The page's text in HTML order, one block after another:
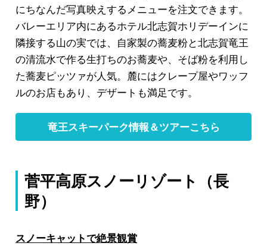
にちなんだ写真映えするメニューを注文できます。
バレーエリア内にあるホテル北志賀ホリデーインに
隣接する山の実では、自家製の蕎麦粉と北志賀竜王
の清流水で作る生打ちのお蕎麦や、そば粉を利用し
た蕎麦ピッツァが人気。麓にはクレープ屋やワッフ
ルのお店もあり、デザートも満足です。
竜王スキーパーク情報＆ツアーこちら
菅平高原スノーリゾート（長
野）
スノーキャットで絶景観賞